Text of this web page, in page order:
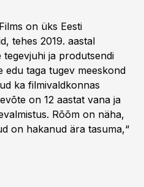
on üks Eesti
tehes 2019. aastal
ja produtsendi
edu taga tugev meeskond
ka filmivaldkonnas
on 12 aastat vana ja
Rõõm on näha,
on hakanud ära tasuma,“